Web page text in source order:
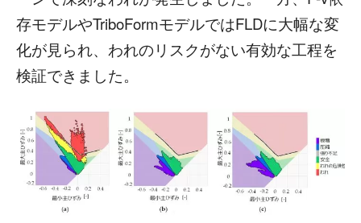
存モデルやTriboFormモデルではFLDに大幅な変
化が見られ、われのリスクがない有効な工程を
検証できました。